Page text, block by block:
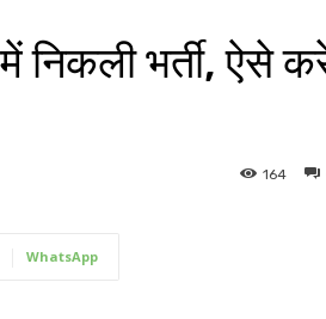
निकली भर्ती, ऐसे
164
WhatsApp